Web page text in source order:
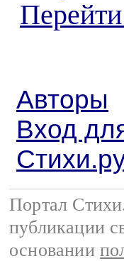
Авторы
Вход
Портал
публикации
основании